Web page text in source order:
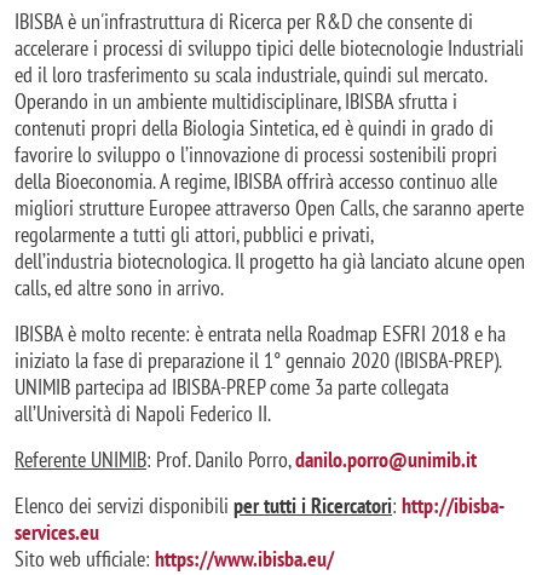
IBISBA è un'infrastruttura di Ricerca per R&D che consente di
accelerare i processi di sviluppo tipici delle biotecnologie Industriali
ed il loro trasferimento su scala industriale, quindi sul mercato.
Operando in un ambiente multidisciplinare, IBISBA sfrutta i
contenuti propri della Biologia Sintetica, ed è quindi in grado di
favorire lo sviluppo o l’innovazione di processi sostenibili propri
della Bioeconomia. A regime, IBISBA offrirà accesso continuo alle
migliori strutture Europee attraverso Open Calls, che saranno aperte
regolarmente a tutti gli attori, pubblici e privati,
dell’industria biotecnologica. Il progetto ha già lanciato alcune open
calls, ed altre sono in arrivo.
IBISBA è molto recente: è entrata nella Roadmap ESFRI 2018 e ha
iniziato la fase di preparazione il 1° gennaio 2020 (IBISBA-PREP).
UNIMIB partecipa ad IBISBA-PREP come 3a parte collegata
all’Università di Napoli Federico II.
Referente UNIMIB: Prof. Danilo Porro,danilo.porro@unimib.it
Elenco dei servizi disponibili per tutti i Ricercatori: http://ibisba-
services.eu
Sito web ufficiale: https://www.ibisba.eu/